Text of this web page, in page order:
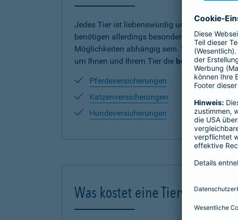
Jedes Tier ist liebenswürdig und verdient
benötigen allerdings besonderen Schutz
Möglichkeiten abhängig sein. Wir haben uns
um Ihnen und Ihrem Tier die beste
Pferdeversicherungen
Katzenversicherungen
Hundeversicherungen
Was kostet eine